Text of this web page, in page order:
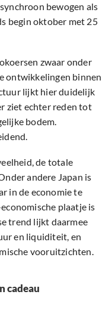
bewogen als
begin oktober met 25
zwaar onder
ontwikkelingen binnen
lijkt hier duidelijk
ziet echter reden tot
bodem.
de totale
andere Japan is
in de economie te
plaatje is
trend lijkt daarmee
en liquiditeit, en
vooruitzichten.
cadeau